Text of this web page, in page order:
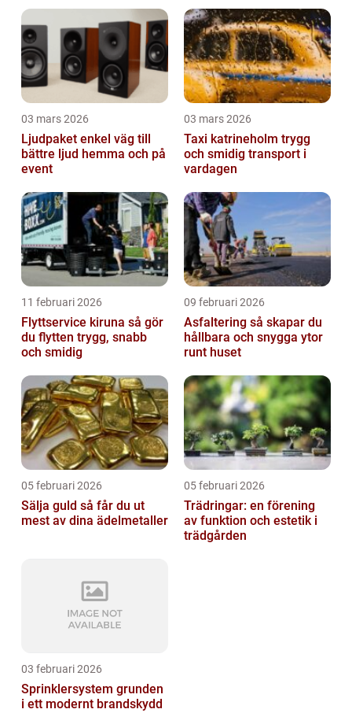
03 mars 2026
Ljudpaket enkel väg till
bättre ljud hemma och på
event
03 mars 2026
Taxi katrineholm trygg
och smidig transport i
vardagen
11 februari 2026
Flyttservice kiruna så gör
du flytten trygg, snabb
och smidig
09 februari 2026
Asfaltering så skapar du
hållbara och snygga ytor
runt huset
05 februari 2026
Sälja guld så får du ut
mest av dina ädelmetaller
05 februari 2026
Trädringar: en förening
av funktion och estetik i
trädgården
03 februari 2026
Sprinklersystem grunden
i ett modernt brandskydd